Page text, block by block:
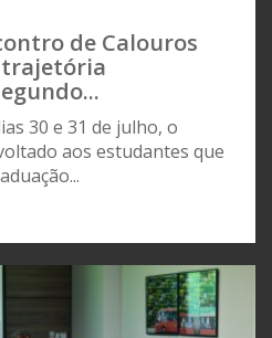
de Calouros
trajetória
30 e 31 de julho, o
aos estudantes que